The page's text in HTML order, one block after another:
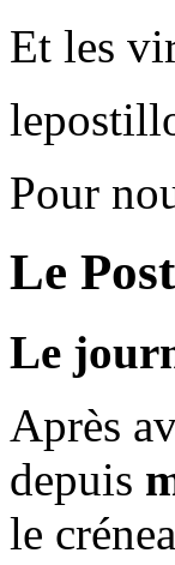
Et les
Pour
Le
Le
Après
depuis
le